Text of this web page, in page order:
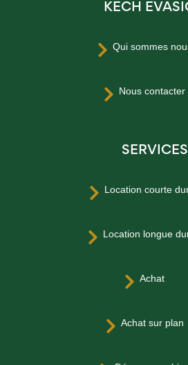
KECH
 Qui sommes
 Nous contacter
SERVICES
 Location courte
 Location longue
 Achat
 Achat sur plan